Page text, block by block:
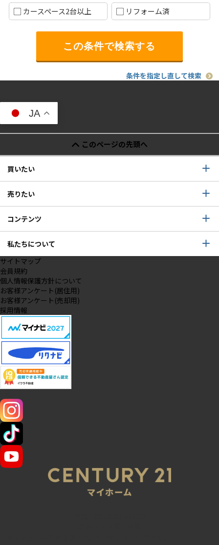
カースペース2台以上
リフォーム済
条件を指定し直して検索
JA
このページの先頭へ
買いたい
売りたい
コンテンツ
私たちについて
サイトマップ
会員規約
個人情報保護方針について
お客様アンケート(居住用)
お客様アンケート(売却用)
採用情報